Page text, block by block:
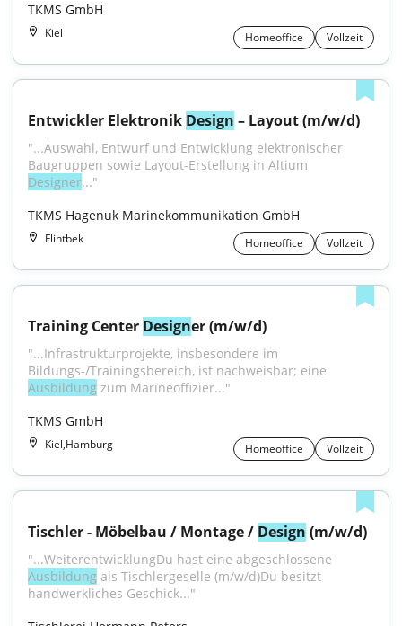
TKMS GmbH
Kiel Homeoffice Vollzeit
Entwickler Elektronik Design – Layout (m/w/d)
"...Auswahl, Entwurf und Entwicklung elektronischer
Designer..."
TKMS Hagenuk Marinekommunikation GmbH
Flintbek Homeoffice Vollzeit
Training Center Designer (m/w/d)
"...Infrastrukturprojekte, insbesondere im
Ausbildung zum Marineoffizier..."
TKMS GmbH
Kiel,Hamburg Homeoffice Vollzeit
Tischler - Möbelbau / Montage / Design (m/w/d)
Ausbildung als Tischlergeselle (m/w/d)Du besitzt
handwerkliches Geschick..."